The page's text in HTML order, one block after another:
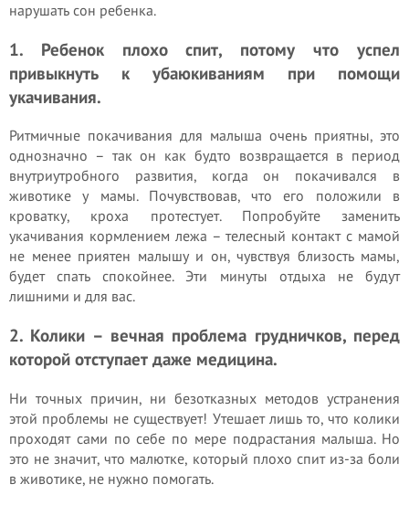
нарушать сон ребенка.
1. Ребенок плохо спит, потому что успел
привыкнуть к убаюкиваниям при помощи
укачивания.
Ритмичные покачивания для малыша очень приятны, это
однозначно – так он как будто возвращается в период
внутриутробного развития, когда он покачивался в
животике у мамы. Почувствовав, что его положили в
кроватку, кроха протестует. Попробуйте заменить
укачивания кормлением лежа – телесный контакт с мамой
не менее приятен малышу и он, чувствуя близость мамы,
будет спать спокойнее. Эти минуты отдыха не будут
лишними и для вас.
2. Колики – вечная проблема грудничков, перед
которой отступает даже медицина.
Ни точных причин, ни безотказных методов устранения
этой проблемы не существует! Утешает лишь то, что колики
проходят сами по себе по мере подрастания малыша. Но
это не значит, что малютке, который плохо спит из-за боли
в животике, не нужно помогать.